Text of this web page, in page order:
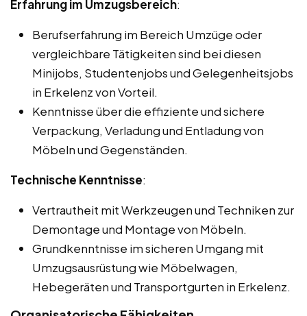
Erfahrung im Umzugsbereich:
Berufserfahrung im Bereich Umzüge oder
vergleichbare Tätigkeiten sind bei diesen
Minijobs, Studentenjobs und Gelegenheitsjobs
in Erkelenz von Vorteil.
Kenntnisse über die effiziente und sichere
Verpackung, Verladung und Entladung von
Möbeln und Gegenständen.
Technische Kenntnisse:
Vertrautheit mit Werkzeugen und Techniken zur
Demontage und Montage von Möbeln.
Grundkenntnisse im sicheren Umgang mit
Umzugsausrüstung wie Möbelwagen,
Hebegeräten und Transportgurten in Erkelenz.